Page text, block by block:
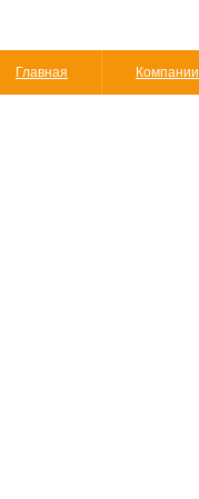
Главная Компании